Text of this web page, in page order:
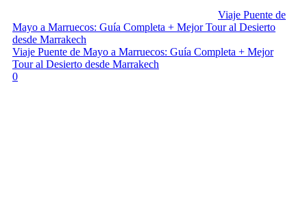
Viaje Puente de
Mayo a Marruecos: Guía Completa + Mejor Tour al Desierto
desde Marrakech
Viaje Puente de Mayo a Marruecos: Guía Completa + Mejor
Tour al Desierto desde Marrakech
0